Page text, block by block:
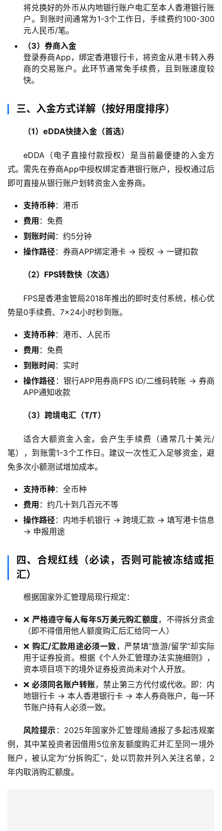
跨
司
银
行
开
户
将兑换好的外币从内地银行账户电汇至本人香港银行账
户。到账时间通常为1-3个工作日，手续费约100-300
元人民币/笔。
（3）券商入金
登录券商App，绑定香港银行卡，将资金从港卡转入券
商的交易账户。此环节通常免手续费，且到账速度较
快。
三、入金方式详解（按好用度排序）
（1）eDDA快捷入金（首选）
eDDA（电子直接付款授权）是当前最便捷的入金方
式。需先在券商App中授权绑定香港银行账户，授权通过后
即可直接从银行账户划转资金入金券商。
支持币种：港币
费用 ：免费
到账时间 ：约5分钟
操作路径：券商APP绑定港卡 → 授权 → 一键扣款
（2）FPS转数快（次选）
FPS是香港金管局2018年推出的即时支付系统，核心优
势是0手续费、7×24小时秒到账。
支持币种：港币、人民币
费用 ：免费
到账时间 ：实时
操作路径 ：银行APP用券商FPS ID/二维码转账 → 券商
APP通知收款
（3）跨境电汇（T/T）
适合大额资金入金。会产生手续费（通常几十美元/
笔），到账需1-3个工作日。建议一次性汇入足够资金，避
免多次小额测试增加成本。
支持币种：全币种
费用 ：约几十到几百元不等
操作路径：内地手机银行 → 跨境汇款 → 填写港卡信息
→ 申报用途
四、合规红线（必读，否则可能被冻结或拒
汇）
根据国家外汇管理局现行规定：
❌ 严格遵守每人每年5万美元购汇额度，不得拆分资金
（即不得借用他人额度购汇后汇给同一人）
❌ 购汇/汇款用途必须一致，严禁填“旅游/留学”却实际
用于证券投资。根据《个人外汇管理办法实施细则》，
资本项目项下的境外证券投资尚未对个人开放。
❌必须同名账户转账，禁止第三方代付或代收。即：内
地银行卡 → 本人香港银行卡 → 本人券商账户，每一环
节账户持有人必须一致。
风险提示 ：2025年国家外汇管理局通报了多起违规案
例，其中某投资者因借用5位亲友额度购汇并汇至同一境外
账户，被认定为“分拆购汇”，处以罚款并列入关注名单，2
年内取消购汇额度。